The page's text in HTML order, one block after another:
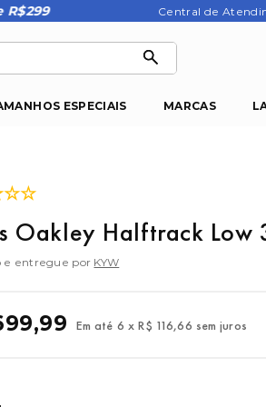
R$299 Central de
ESPECIAIS MARCAS
☆☆
Oakley Halftrack Low
e entregue por KYW
,99 Em até 6 x R$ 116,66 sem juros